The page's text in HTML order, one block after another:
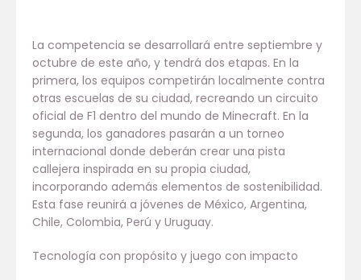
La competencia se desarrollará entre septiembre y
octubre de este año, y tendrá dos etapas. En la
primera, los equipos competirán localmente contra
otras escuelas de su ciudad, recreando un circuito
oficial de F1 dentro del mundo de Minecraft. En la
segunda, los ganadores pasarán a un torneo
internacional donde deberán crear una pista
callejera inspirada en su propia ciudad,
incorporando además elementos de sostenibilidad.
Esta fase reunirá a jóvenes de México, Argentina,
Chile, Colombia, Perú y Uruguay.
Tecnología con propósito y juego con impacto